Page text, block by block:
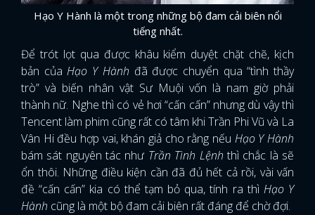
Hạo Y Hành là một trong những bộ đam cải biên nổi
tiếng nhất.
Để trót lọt qua được khâu kiểm duyệt chặt chẽ, kịch
bản củaHạo Y Hành đã được chuyển qua “tình thầy
trò” và biến nhân vật Sư Muội vốn là nam giờ phải
thành nữ. Nghe thì có vẻ hơi “cấn cấn” nhưng dù vậy thì
Tencent làm phim cũng rất có tâm khi Trần Phi Vũ và La
Vân Hi đều hợp vai, khán giả cho rằng nếu Hạo Y Hành
bám sát nguyên tác như Trần Tình Lệnh thì chắc là sẽ
ổn thôi. Những điều kiện cần đã đủ hết cả rồi, vài vấn
đề “cấn cấn” kia có thể tạm bỏ qua, tính ra thì Hạo Y
Hành cũng là một bộ đam cải biên rất đáng để chờ đợi.